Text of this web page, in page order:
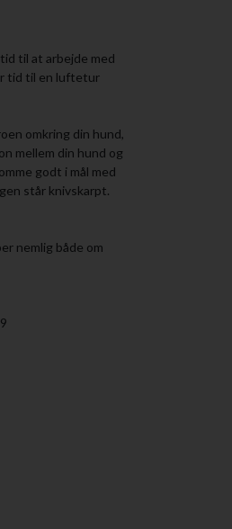
til at arbejde med
tid til en luftetur
omkring din hund,
mellem din hund og
godt i mål med
står knivskarpt.
nemlig både om